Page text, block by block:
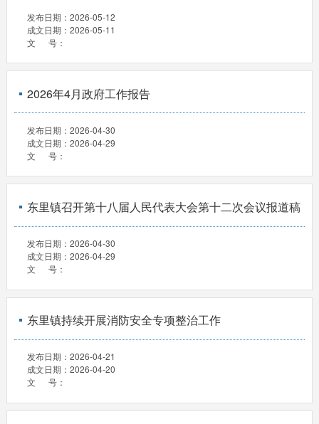
发布日期： 2026-05-12
成文日期： 2026-05-11
文 号：
2026年4月政府工作报告
发布日期： 2026-04-30
成文日期： 2026-04-29
文 号：
东里镇召开第十八届人民代表大会第十二次会议报道稿
发布日期： 2026-04-30
成文日期： 2026-04-29
文 号：
东里镇持续开展消防安全专项整治工作
发布日期： 2026-04-21
成文日期： 2026-04-20
文 号：